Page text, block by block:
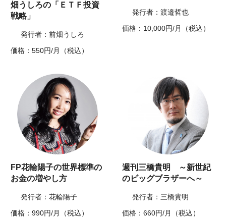
畑うしろの「ＥＴＦ投資
戦略」
発行者：前畑うしろ
価格：550円/月（税込）
発行者：渡邉哲也
価格：10,000円/月（税込）
FP花輪陽子の世界標準の
お金の増やし方
発行者：花輪陽子
価格：990円/月（税込）
週刊三橋貴明 ～新世紀
のビッグブラザーへ～
発行者：三橋貴明
価格：660円/月（税込）